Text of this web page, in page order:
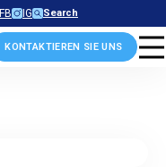
FB IG Search
KONTAKTIEREN SIE UNS